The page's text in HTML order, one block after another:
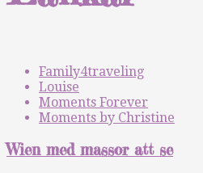
Family4traveling
Louise
Moments Forever
Moments by Christine
Wien med massor att se